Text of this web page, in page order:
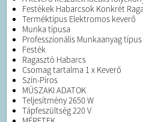
Festékek Habarcsok Konkrét
Terméktípus Elektromos keverő
Munka típusa
Professzionális Munkaanyag típus
Festék
Ragasztó Habarcs
Csomag tartalma 1 x Keverő
Szín-Piros
MŰSZAKI ADATOK
Teljesítmény 2650 W
Tápfeszültség 220 V